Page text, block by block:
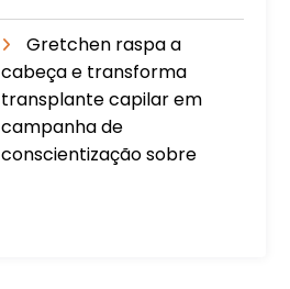
Gretchen raspa a
cabeça e transforma
transplante capilar em
campanha de
conscientização sobre